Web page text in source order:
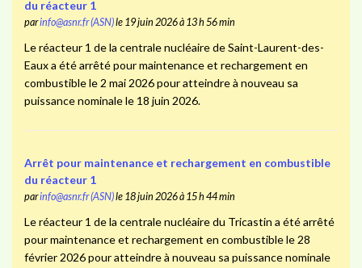
du réacteur 1
parinfo@asnr.fr (ASN)le 19 juin 2026 à 13 h 56 min
Le réacteur 1 de la centrale nucléaire de Saint-Laurent-des-
Eaux a été arrêté pour maintenance et rechargement en
combustible le 2 mai 2026 pour atteindre à nouveau sa
puissance nominale le 18 juin 2026.
Arrêt pour maintenance et rechargement en combustible
du réacteur 1
parinfo@asnr.fr (ASN)le 18 juin 2026 à 15 h 44 min
Le réacteur 1 de la centrale nucléaire du Tricastin a été arrêté
pour maintenance et rechargement en combustible le 28
février 2026 pour atteindre à nouveau sa puissance nominale